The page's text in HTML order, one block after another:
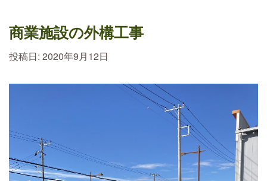
商業施設の外構工事
投稿日: 2020年9月12日